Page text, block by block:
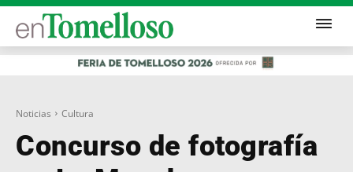
Noticias Cultura
Concurso de fotografía